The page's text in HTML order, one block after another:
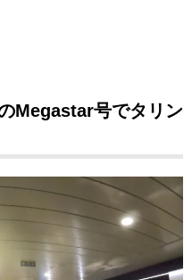
Megastar号でタリン